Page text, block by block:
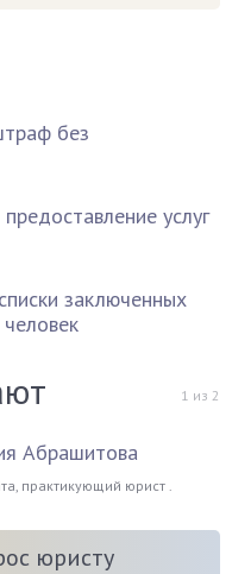
без
услуг
заключенных
1 из 2
Абрашитова
практикующий юрист .
юристу